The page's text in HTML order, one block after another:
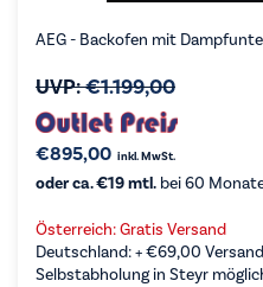
AEG - Backofen mit
UVP:€1.199,00
€895,00 inkl. MwSt.
oder ca. €19 mtl. bei 60
Österreich: Gratis Versand
Deutschland: +€69,00 Versand
Selbstabholung in Steyr